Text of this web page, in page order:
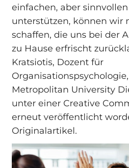
einfachen, aber
unterstützen, können wir
schaffen, die uns bei der
zu Hause erfrischt
Kratsiotis, Dozent für
Metropolitan University
unter einer Creative
erneut veröffentlicht
Originalartikel.